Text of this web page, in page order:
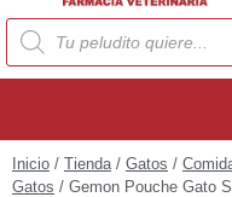
Inicio / Tienda/ Gatos /
Gatos / Gemon Pouche Gato